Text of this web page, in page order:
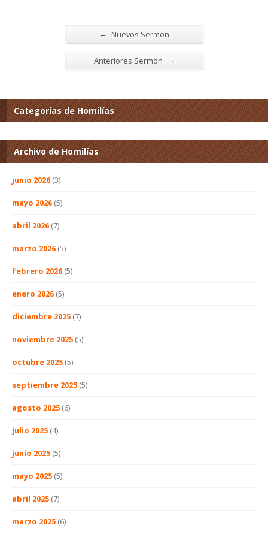
← Nuevos Sermon
Anteriores Sermon →
Categorías de Homilías
Archivo de Homilías
junio 2026 (3)
mayo 2026 (5)
abril 2026 (7)
marzo 2026 (5)
febrero 2026 (5)
enero 2026 (5)
diciembre 2025 (7)
noviembre 2025 (5)
octubre 2025 (5)
septiembre 2025 (5)
agosto 2025 (6)
julio 2025 (4)
junio 2025 (5)
mayo 2025 (5)
abril 2025 (7)
marzo 2025 (6)